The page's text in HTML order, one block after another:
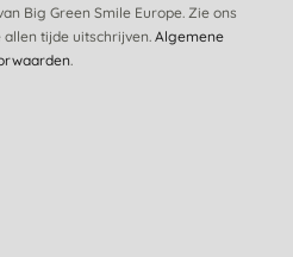
Big Green Smile Europe. Zie ons
allen tijde uitschrijven.Algemene
.